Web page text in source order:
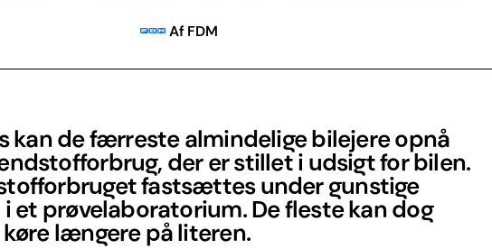
Af FDM
kan de færreste almindelige bilejere opnå
der er stillet i udsigt for bilen.
fastsættes under gunstige
et prøvelaboratorium. De fleste kan dog
længere på literen.